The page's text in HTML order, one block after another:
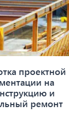
проектной
на
и
ремонт